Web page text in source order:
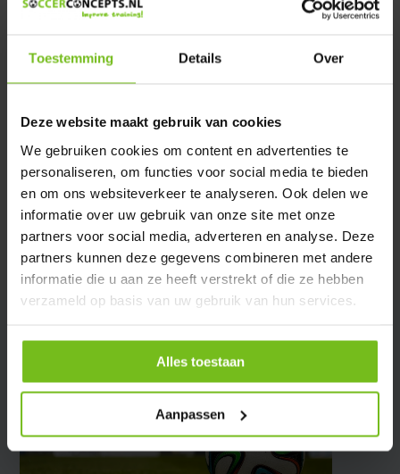
Toestemming Details Over
Deze website maakt gebruik van cookies
We gebruiken cookies om content en advertenties te
personaliseren, om functies voor social media te bieden
en om ons websiteverkeer te analyseren. Ook delen we
informatie over uw gebruik van onze site met onze
partners voor social media, adverteren en analyse. Deze
partners kunnen deze gegevens combineren met andere
informatie die u aan ze heeft verstrekt of die ze hebben
verzameld op basis van uw gebruik van hun services.
Alles toestaan
Aanpassen
We helpen u graag met meer informatie
Specificaties
Reviews
Delen